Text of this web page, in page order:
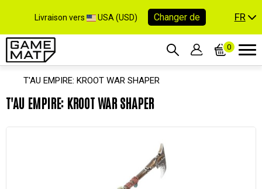
Livraison vers USA (USD) Changer de FR
0
T'AU EMPIRE: KROOT WAR SHAPER
T'AU EMPIRE: KROOT WAR SHAPER